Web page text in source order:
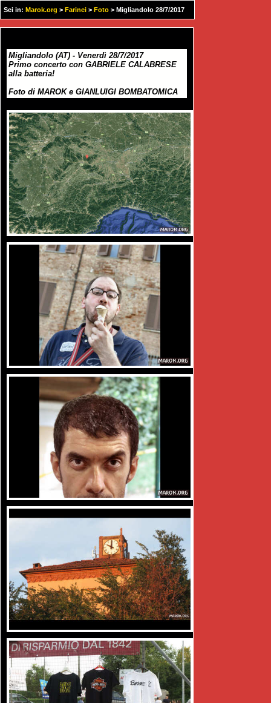
Sei in: Marok.org > Farinei > Foto > Migliandolo 28/7/2017
Migliandolo (AT) - Venerdì 28/7/2017
Primo concerto con GABRIELE CALABRESE
alla batteria!
Foto di MAROK e GIANLUIGI BOMBATOMICA